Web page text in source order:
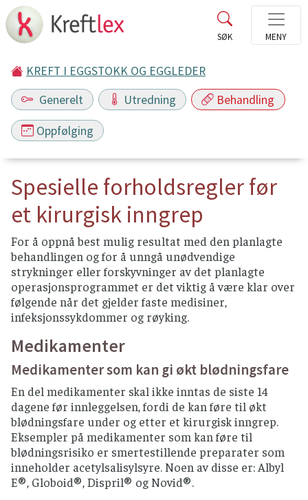
KREFT I EGGSTOKK OG EGGLEDER
Generelt
Utredning Behandling
Oppfølging
Spesielle forholdsregler før
et kirurgisk inngrep
For å oppnå best mulig resultat med den planlagte
behandlingen og for å unngå unødvendige
strykninger eller forskyvninger av det planlagte
operasjonsprogrammet er det viktig å være klar over
følgende når det gjelder faste medisiner,
infeksjonssykdommer og røyking.
Medikamenter
Medikamenter som kan gi økt blødningsfare
En del medikamenter skal ikke inntas de siste 14
dagene før innleggelsen, fordi de kan føre til økt
blødningsfare under og etter et kirurgisk inngrep.
Eksempler på medikamenter som kan føre til
blødningsrisiko er smertestillende preparater som
inneholder acetylsalisylsyre. Noen av disse er: Albyl
E®, Globoid®, Dispril® og Novid®.